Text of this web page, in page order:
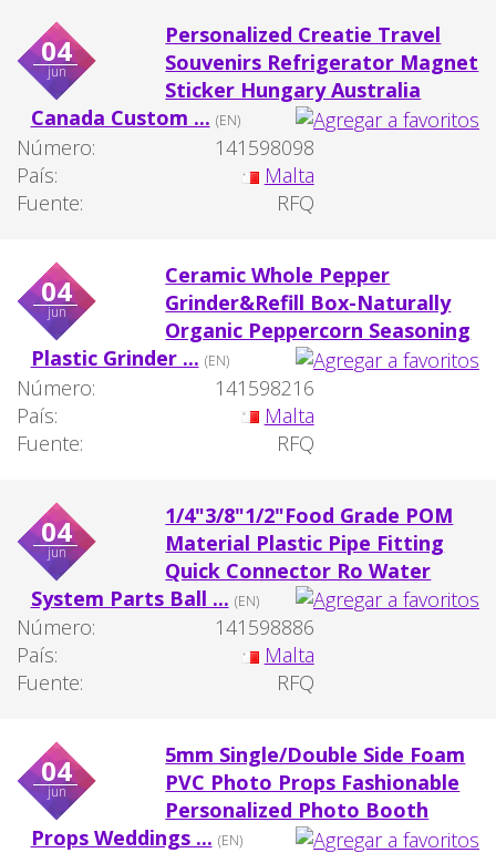
04
jun
Personalized Creatie Travel
Souvenirs Refrigerator Magnet
Sticker Hungary Australia
Canada Custom ... (EN)
Número:
141598098
País:
Malta
Fuente:
RFQ
04
jun
Ceramic Whole Pepper
Grinder&Refill Box-Naturally
Organic Peppercorn Seasoning
Plastic Grinder ... (EN)
Número:
141598216
País:
Malta
Fuente:
RFQ
04
jun
1/4"3/8"1/2"Food Grade POM
Material Plastic Pipe Fitting
Quick Connector Ro Water
System Parts Ball ... (EN)
Número:
141598886
País:
Malta
Fuente:
RFQ
04
jun
5mm Single/Double Side Foam
PVC Photo Props Fashionable
Personalized Photo Booth
Props Weddings ... (EN)